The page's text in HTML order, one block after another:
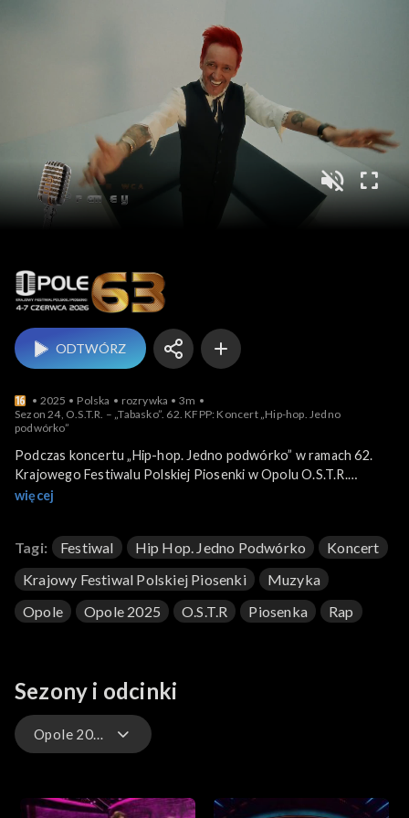
ODTWÓRZ
2025 Polska rozrywka
3m
Sezon 24, O.S.T.R. – „Tabasko”. 62. KFPP: Koncert „Hip-hop. Jedno
podwórko”
Podczas koncertu „Hip-hop. Jedno podwórko” w ramach 62.
Krajowego Festiwalu Polskiej Piosenki w Opolu O.S.T.R.
wykonał utwór „Tabasko”. Miało to miejsce 12 czerwca 2025
online w TVP VOD.
więcej
Tagi: Festiwal Hip Hop. Jedno Podwórko
Koncert
Krajowy Festiwal Polskiej Piosenki
Muzyka
Opole
Opole 2025 O.s.t.r Piosenka Rap
Sezony i odcinki
Opole 2025 – występy